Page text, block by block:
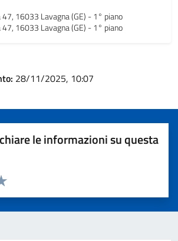
47, 16033 Lavagna (GE) - 1° piano
47, 16033 Lavagna (GE) - 1° piano
28/11/2025, 10:07
le informazioni su questa
5 stelle su 5
4 stelle su 5
su 5
su 5
5